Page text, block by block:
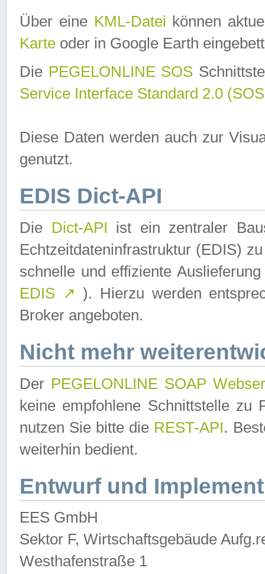
Über eine KML-Datei können
Karte oder in Google Earth
Die PEGELONLINE SOS
Service Interface Standard 2.0
Diese Daten werden auch zur
genutzt.
EDIS Dict-API
Die Dict-API ist ein zentraler
Echtzeitdateninfrastruktur (EDIS)
schnelle und effiziente
EDIS ↗ ). Hierzu werden
Broker angeboten.
Nicht mehr
Der PEGELONLINE SOAP
keine empfohlene Schnittstelle zu
nutzen Sie bitte die REST-API.
weiterhin bedient.
Entwurf und
EES GmbH
Sektor F, Wirtschaftsgebäude
Westhafenstraße 1